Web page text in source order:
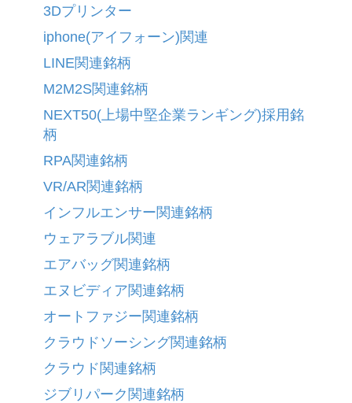
3Dプリンター
iphone(アイフォーン)関連
LINE関連銘柄
M2M2S関連銘柄
NEXT50(上場中堅企業ランギング)採用銘
柄
RPA関連銘柄
VR/AR関連銘柄
インフルエンサー関連銘柄
ウェアラブル関連
エアバッグ関連銘柄
エヌビディア関連銘柄
オートファジー関連銘柄
クラウドソーシング関連銘柄
クラウド関連銘柄
ジブリパーク関連銘柄